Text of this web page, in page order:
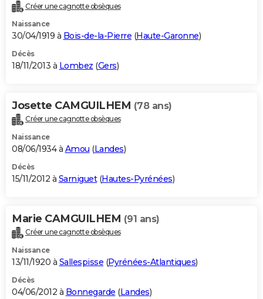
Créer une cagnotte obsèques
Naissance
30/04/1919 à Bois-de-la-Pierre (Haute-Garonne)
Décès
18/11/2013 à Lombez (Gers)
Josette CAMGUILHEM (78 ans)
Créer une cagnotte obsèques
Naissance
08/06/1934 à Amou (Landes)
Décès
15/11/2012 à Sarniguet(Hautes-Pyrénées)
Marie CAMGUILHEM (91 ans)
Créer une cagnotte obsèques
Naissance
13/11/1920 à Sallespisse (Pyrénées-Atlantiques)
Décès
04/06/2012 à Bonnegarde (Landes)